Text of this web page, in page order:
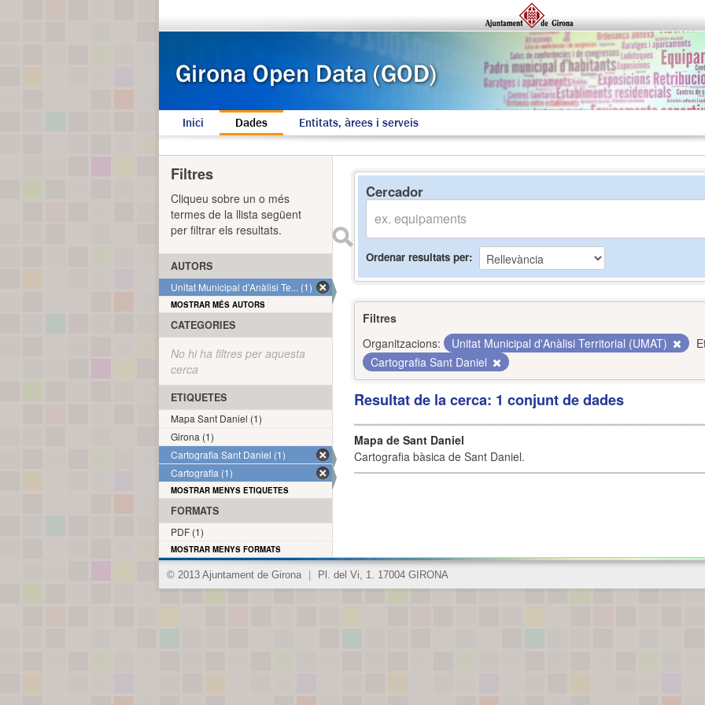
Inici Dades Entitats, àrees i serveis
Cercador
Ordenar resultats per
Filtres
Organitzacions:
Unitat Municipal d'Anàlisi Territorial (UMAT)
Cartografia Sant Daniel
Resultat de la cerca: 1 conjunt de dades
Mapa de Sant Daniel
Cartografia bàsica de Sant Daniel.
Filtres
Cliqueu sobre un o més
termes de la llista següent
per filtrar els resultats.
AUTORS
Unitat Municipal d'Anàlisi Te... (1)
MOSTRAR MÉS AUTORS
CATEGORIES
No hi ha filtres per aquesta
cerca
ETIQUETES
Mapa Sant Daniel (1)
Girona (1)
Cartografia Sant Daniel (1)
Cartografia (1)
MOSTRAR MENYS ETIQUETES
FORMATS
PDF (1)
MOSTRAR MENYS FORMATS
© 2013 Ajuntament de Girona Pl. del Vi, 1. 17004 GIRONA